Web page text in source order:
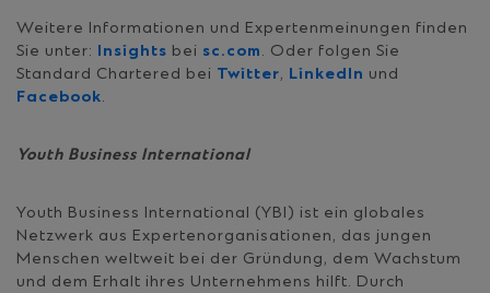
Weitere Informationen und Expertenmeinungen finden
Sie unter: Insights bei sc.com. Oder folgen Sie
Standard Chartered bei Twitter, LinkedIn und
Facebook.
Youth Business International
Youth Business International (YBI) ist ein globales
Netzwerk aus Expertenorganisationen, das jungen
Menschen weltweit bei der Gründung, dem Wachstum
und dem Erhalt ihres Unternehmens hilft. Durch